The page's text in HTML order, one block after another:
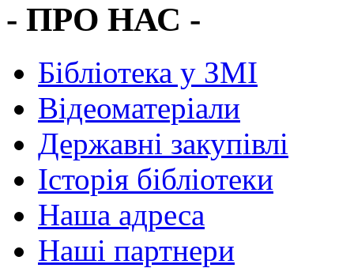
- ПРО НАС -
Бібліотека у ЗМІ
Відеоматеріали
Державні закупівлі
Історія бібліотеки
Наша адреса
Наші партнери